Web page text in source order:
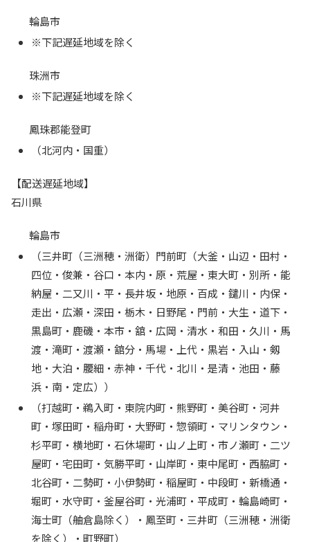
輪島市
※下記遅延地域を除く
珠洲市
※下記遅延地域を除く
鳳珠郡能登町
（北河内・国重）
【配送遅延地域】
石川県
輪島市
（三井町（三洲穂・洲衛）門前町（大釜・山辺・田村・
四位・俊兼・谷口・本内・原・荒屋・東大町・別所・能
納屋・二又川・平・長井坂・地原・百成・鑓川・内保・
走出・広瀬・深田・栃木・日野尾・門前・大生・道下・
黒島町・鹿磯・本市・舘・広岡・清水・和田・久川・馬
渡・滝町・渡瀬・舘分・馬場・上代・黒岩・入山・剱
地・大泊・腰細・赤神・千代・北川・是清・池田・藤
浜・南・定広））
（打越町・鵜入町・東院内町・熊野町・美谷町・河井
町・塚田町・稲舟町・大野町・惣領町・マリンタウン・
杉平町・横地町・石休場町・山ノ上町・市ノ瀬町・二ツ
屋町・宅田町・気勝平町・山岸町・東中尾町・西脇町・
北谷町・二勢町・小伊勢町・稲屋町・中段町・新橋通・
堀町・水守町・釜屋谷町・光浦町・平成町・輪島崎町・
海士町（舳倉島除く）・鳳至町・三井町（三洲穂・洲衛
を除く）・町野町）